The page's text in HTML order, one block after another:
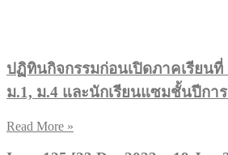
ปฏิทินกิจกรรมก่อนเปิดภาคเรียนที่
ม.1, ม.4 และนักเรียนแซมชั้นปีกา
Read More »